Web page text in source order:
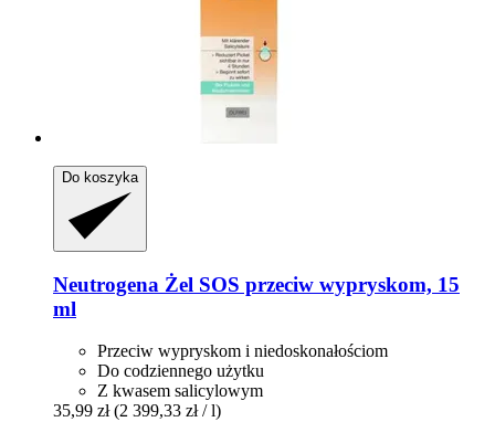
Do koszyka
Neutrogena Żel SOS przeciw wypryskom, 15
ml
Przeciw wypryskom i niedoskonałościom
Do codziennego użytku
Z kwasem salicylowym
35,99 zł (2 399,33 zł / l)